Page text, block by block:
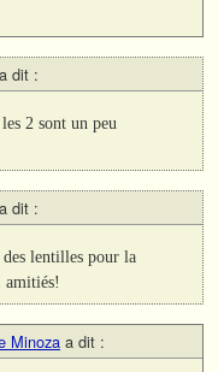
a dit :
2 sont un peu
a dit :
lentilles pour la
amitiés!
Minoza a dit :